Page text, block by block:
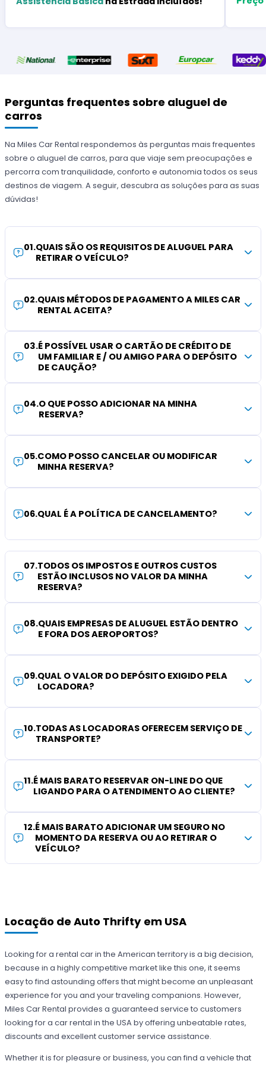
Perguntas frequentes sobre aluguel de
carros
Na Miles Car Rental respondemos às perguntas mais frequentes
sobre o aluguel de carros, para que viaje sem preocupações e
percorra com tranquilidade, conforto e autonomia todos os seus
destinos de viagem. A seguir, descubra as soluções para as suas
dúvidas!
01.QUAIS SÃO OS REQUISITOS DE ALUGUEL PARA
RETIRAR O VEÍCULO?
02.QUAIS MÉTODOS DE PAGAMENTO A MILES CAR
RENTAL ACEITA?
03.É POSSÍVEL USAR O CARTÃO DE CRÉDITO DE
UM FAMILIAR E / OU AMIGO PARA O DEPÓSITO
DE CAUÇÃO?
04.O QUE POSSO ADICIONAR NA MINHA
RESERVA?
05.COMO POSSO CANCELAR OU MODIFICAR
MINHA RESERVA?
06.QUAL É A POLÍTICA DE CANCELAMENTO?
07.TODOS OS IMPOSTOS E OUTROS CUSTOS
ESTÃO INCLUSOS NO VALOR DA MINHA
RESERVA?
08.QUAIS EMPRESAS DE ALUGUEL ESTÃO DENTRO
E FORA DOS AEROPORTOS?
09.QUAL O VALOR DO DEPÓSITO EXIGIDO PELA
LOCADORA?
10.TODAS AS LOCADORAS OFERECEM SERVIÇO DE
TRANSPORTE?
11.É MAIS BARATO RESERVAR ON-LINE DO QUE
LIGANDO PARA O ATENDIMENTO AO CLIENTE?
12.É MAIS BARATO ADICIONAR UM SEGURO NO
MOMENTO DA RESERVA OU AO RETIRAR O
VEÍCULO?
Locação de Auto Thrifty em USA
Looking for a rental car in the American territory is a big decision,
because in a highly competitive market like this one, it seems
easy to find astounding offers that might become an unpleasant
experience for you and your traveling companions. However,
Miles Car Rental provides a guaranteed service to customers
looking for a car rental in the USA by offering unbeatable rates,
discounts and excellent customer service assistance.
Whether it is for pleasure or business, you can find a vehicle that